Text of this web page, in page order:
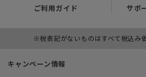
ご利用ガイド サポ
※税表記がないものはすべて税込み
キャンペーン情報